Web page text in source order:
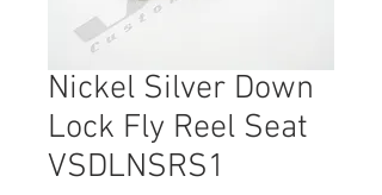
Nickel Silver Down
Lock Fly Reel Seat
VSDLNSRS1